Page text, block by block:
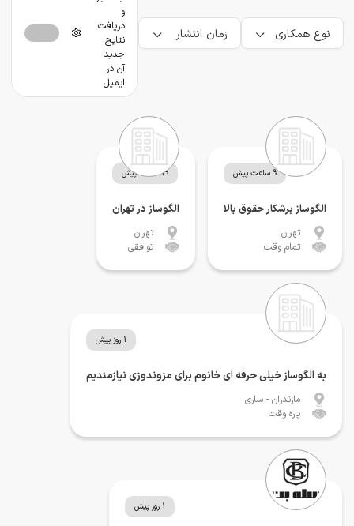
نوع همکاری زمان انتشار
و
دریافت
نتایج
جدید
آن در
ایمیل
9 ساعت پیش
الگوساز برشکار حقوق بالا
تهران
تمام وقت
19 ساعت پیش
الگوساز در تهران
تهران
توافقی
1 روز پیش
به الگوساز خیلی حرفه ای خانوم برای مزوندوزی نیازمندیم
مازندران - ساری
پاره وقت
1 روز پیش